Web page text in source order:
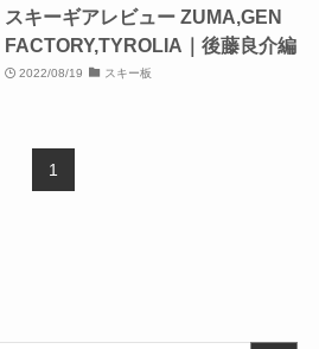
スキーギアレビュー ZUMA,GEN
FACTORY,TYROLIA｜後藤良介編
2022/08/19 スキー板
1